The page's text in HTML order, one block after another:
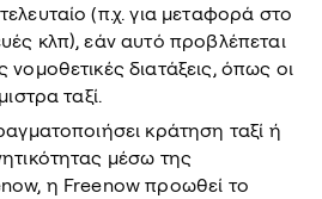
(π.χ. για μεταφορά στο
κλπ), εάν αυτό προβλέπεται
διατάξεις, όπως οι
ταξί.
κράτηση ταξί ή
μέσω της
η Freenow προωθεί το